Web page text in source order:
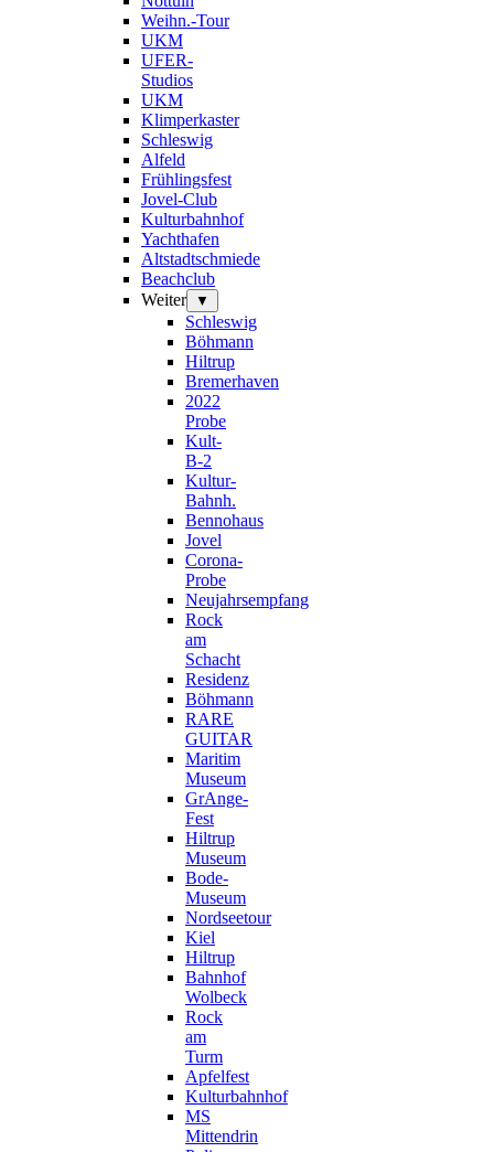
Weihn.-Tour
UKM
UFER-
Studios
UKM
Klimperkaster
Schleswig
Alfeld
Frühlingsfest
Jovel-Club
Kulturbahnhof
Yachthafen
Altstadtschmiede
Beachclub
Weiter
▼
Schleswig
Böhmann
Hiltrup
Bremerhaven
2022
Probe
Kult-
B-2
Kultur-
Bahnh.
Bennohaus
Jovel
Corona-
Probe
Neujahrsempfang
Rock
am
Schacht
Residenz
Böhmann
RARE
GUITAR
Maritim
Museum
GrAnge-
Fest
Hiltrup
Museum
Bode-
Museum
Nordseetour
Kiel
Hiltrup
Bahnhof
Wolbeck
Rock
am
Turm
Apfelfest
Kulturbahnhof
MS
Mittendrin